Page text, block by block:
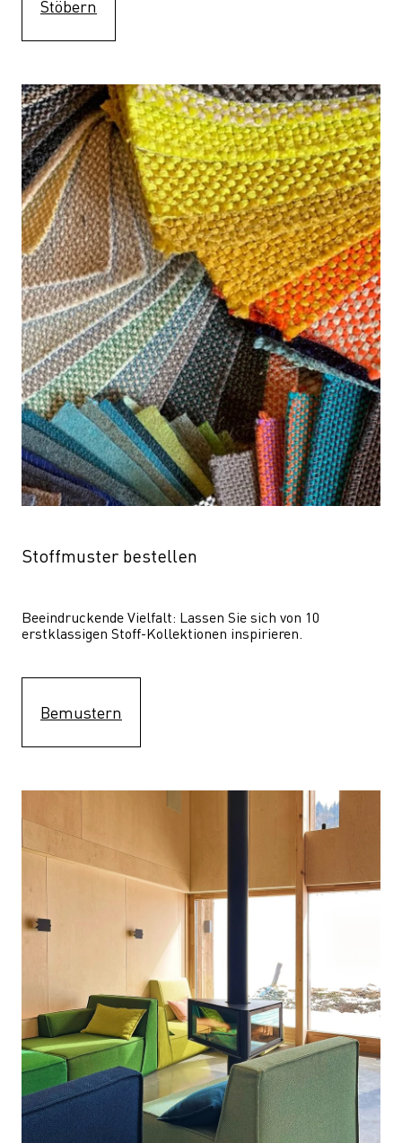
Stöbern
Stoffmuster bestellen
Beeindruckende Vielfalt: Lassen Sie sich von 10
erstklassigen Stoff-Kollektionen inspirieren.
Bemustern